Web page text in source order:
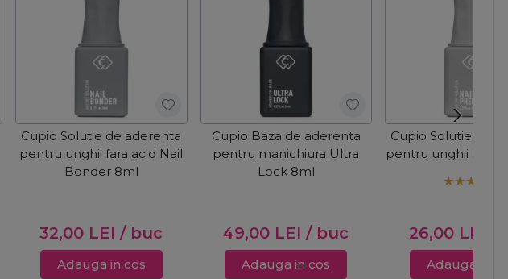
Cupio Solutie de aderenta
pentru unghii fara acid Nail
Bonder 8ml
32,00 LEI / buc
Adauga in cos
Cupio Baza de aderenta
pentru manichiura Ultra
Lock 8ml
49,00 LEI / buc
Adauga in cos
Cupio Solutie de
pentru unghii Nail
26,00 LEI
Adauga in